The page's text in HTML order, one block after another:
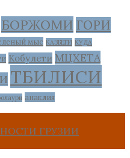
БОРЖОМИ ГОРИ
мыс КАЗБЕГИ КУДА
Кобулети МЦХЕТА
ТБИЛИСИ
анаклия
ГРУЗИИ